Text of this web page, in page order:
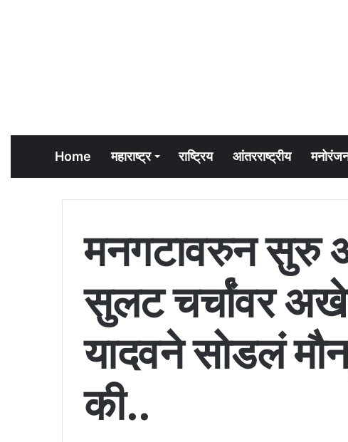
Home महाराष्ट्र राष्ट्रिय आंतरराष्ट्रीय
मनगटावरुन सुरु
सुलट चर्चांवर
यादवने सोडलं
की..